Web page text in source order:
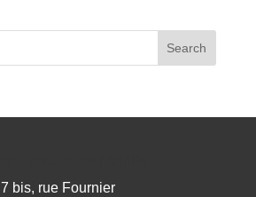
7 bis, rue Fournier